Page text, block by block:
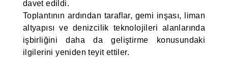
davet edildi.
Toplantının ardından taraflar, gemi inşası, liman
altyapısı ve denizcilik teknolojileri alanlarında
işbirliğini daha da geliştirme konusundaki
ilgilerini yeniden teyit ettiler.